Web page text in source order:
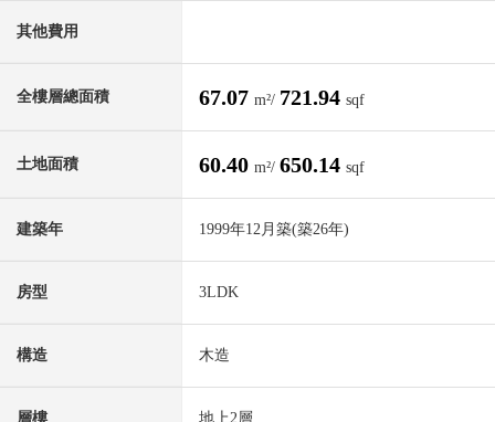
其他費用
全樓層總面積 67.07 m²/ 721.94 sqf
土地面積 60.40 m²/ 650.14 sqf
建築年 1999年12月築(築26年)
房型 3LDK
構造 木造
層樓 地上2層